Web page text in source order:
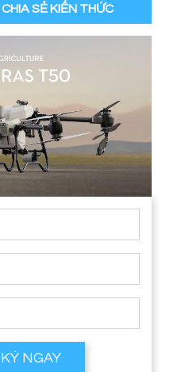
SẺ KIẾN THỨC
NGAY